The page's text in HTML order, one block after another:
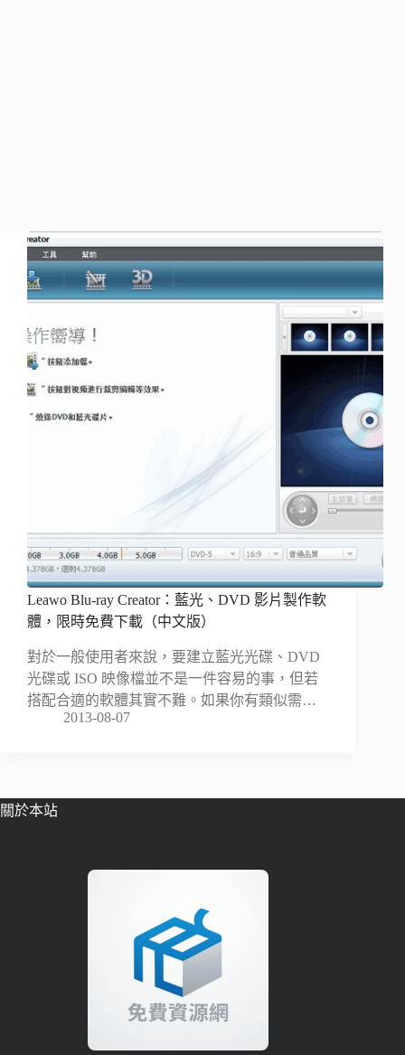
Leawo Blu-ray Creator：藍光、DVD 影片製作軟
體，限時免費下載（中文版）
對於一般使用者來說，要建立藍光光碟、DVD
光碟或 ISO 映像檔並不是一件容易的事，但若
搭配合適的軟體其實不難。如果你有類似需…
2013-08-07
關於本站